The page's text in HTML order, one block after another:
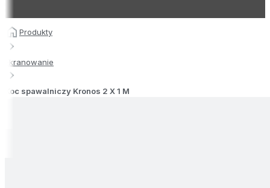
Produkty
Ekranowanie
Koc spawalniczy Kronos 2 X 1 M